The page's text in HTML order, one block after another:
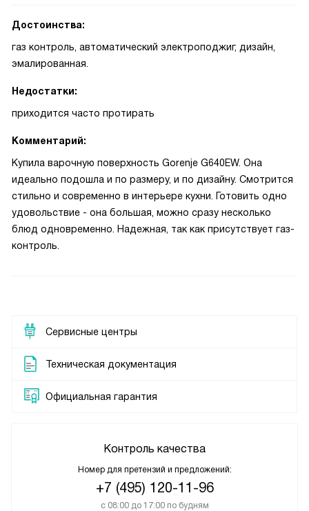
Достоинства:
газ контроль, автоматический электроподжиг, дизайн,
эмалированная.
Недостатки:
приходится часто протирать
Комментарий:
Купила варочную поверхность Gorenje G640EW. Она
идеально подошла и по размеру, и по дизайну. Смотрится
стильно и современно в интерьере кухни. Готовить одно
удовольствие - она большая, можно сразу несколько
блюд одновременно. Надежная, так как присутствует газ-
контроль.
Сервисные центры
Техническая документация
Официальная гарантия
Контроль качества
Номер для претензий и предложений:
+7 (495) 120-11-96
с 08:00 до 17:00 по будням